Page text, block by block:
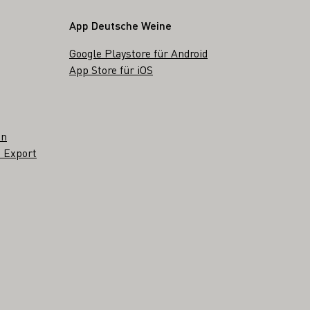
Export
App Deutsche Weine
Google Playstore für Android
App Store für iOS